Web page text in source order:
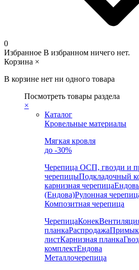
0
Избранное В избранном ничего нет.
Корзина ×
В корзине нет ни одного товара
Посмотреть товары раздела
×
Каталог
Кровельные материалы
Мягкая кровля
до -30%
Черепица ОСП, гвозди и
черепицыПодкладочный
карнизная черепица
(Ендова)Рулонная
Композитная черепица
ЧерепицаКонек
планкаРаспродажа
листКарнизная планка
комплектЕндова
Металлочерепица